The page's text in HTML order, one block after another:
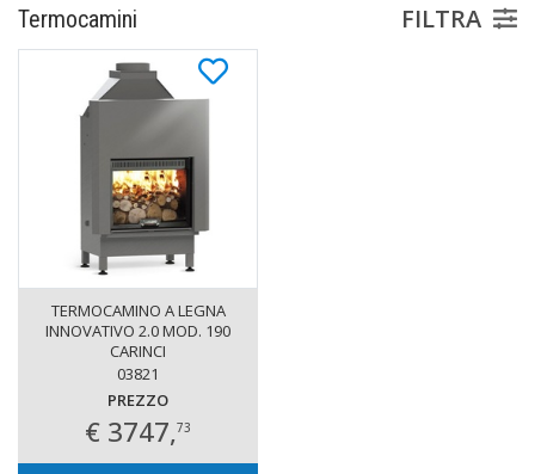
Termocamini FILTRA
TERMOCAMINO A LEGNA
INNOVATIVO 2.0 MOD. 190
CARINCI
03821
PREZZO
€ 3747,73